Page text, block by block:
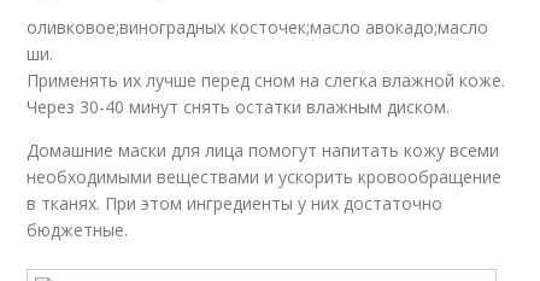
оливковое;виноградных косточек;масло авокадо;масло
ши.
Применять их лучше перед сном на слегка влажной коже.
Через 30-40 минут снять остатки влажным диском.
Домашние маски для лица помогут напитать кожу всеми
необходимыми веществами и ускорить кровообращение
в тканях. При этом ингредиенты у них достаточно
бюджетные.